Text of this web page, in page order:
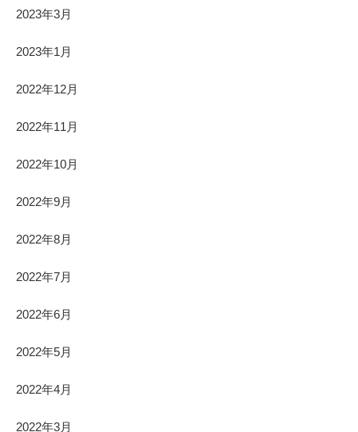
2023年3月
2023年1月
2022年12月
2022年11月
2022年10月
2022年9月
2022年8月
2022年7月
2022年6月
2022年5月
2022年4月
2022年3月